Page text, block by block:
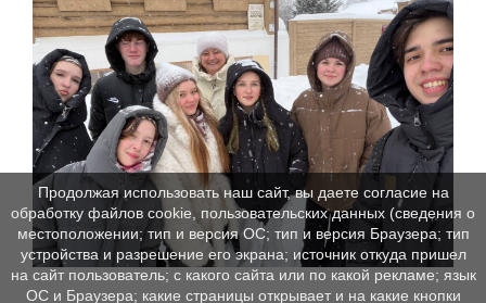
Продолжая использовать наш сайт, вы даете согласие на
обработку файлов cookie, пользовательских данных (сведения о
местоположении; тип и версия ОС; тип и версия Браузера; тип
устройства и разрешение его экрана; источник откуда пришел
на сайт пользователь; с какого сайта или по какой рекламе; язык
ОС и Браузера; какие страницы открывает и на какие кнопки